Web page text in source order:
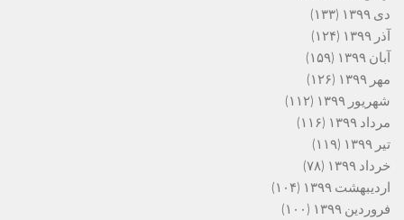
دی ۱۳۹۹
(۱۳۳)
آذر ۱۳۹۹
(۱۲۴)
آبان ۱۳۹۹
(۱۵۹)
مهر ۱۳۹۹
(۱۲۶)
شهریور ۱۳۹۹
(۱۱۲)
مرداد ۱۳۹۹
(۱۱۶)
تیر ۱۳۹۹
(۱۱۹)
خرداد ۱۳۹۹
(۷۸)
اردیبهشت ۱۳۹۹
(۱۰۴)
فروردین ۱۳۹۹
(۱۰۰)